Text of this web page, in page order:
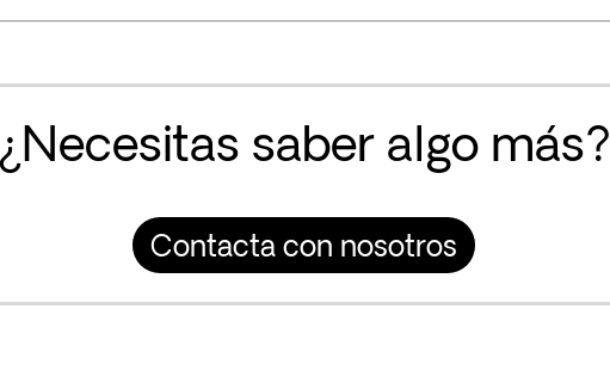
¿Necesitas saber algo más?
Contacta con nosotros